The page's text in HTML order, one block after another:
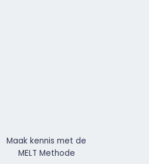
Maak kennis met de
MELT Methode